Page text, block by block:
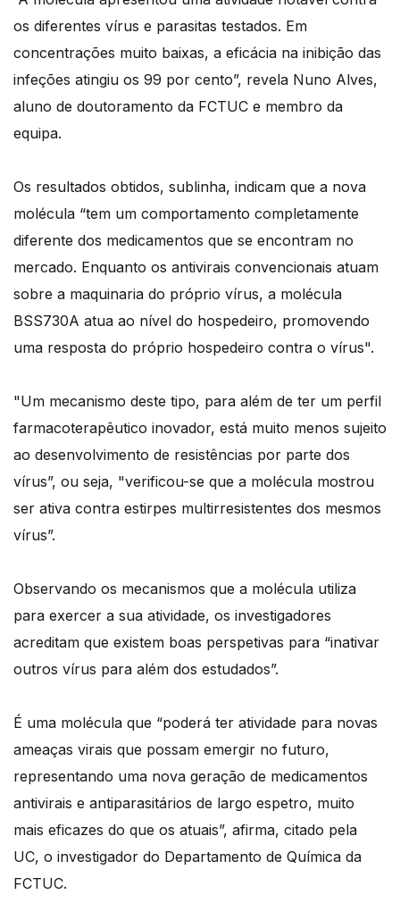
os diferentes vírus e parasitas testados. Em
concentrações muito baixas, a eficácia na inibição das
infeções atingiu os 99 por cento”, revela Nuno Alves,
aluno de doutoramento da FCTUC e membro da
equipa.
Os resultados obtidos, sublinha, indicam que a nova
molécula “tem um comportamento completamente
diferente dos medicamentos que se encontram no
mercado. Enquanto os antivirais convencionais atuam
sobre a maquinaria do próprio vírus, a molécula
BSS730A atua ao nível do hospedeiro, promovendo
uma resposta do próprio hospedeiro contra o vírus".
"Um mecanismo deste tipo, para além de ter um perfil
farmacoterapêutico inovador, está muito menos sujeito
ao desenvolvimento de resistências por parte dos
vírus”, ou seja, "verificou-se que a molécula mostrou
ser ativa contra estirpes multirresistentes dos mesmos
vírus”.
Observando os mecanismos que a molécula utiliza
para exercer a sua atividade, os investigadores
acreditam que existem boas perspetivas para “inativar
outros vírus para além dos estudados”.
É uma molécula que “poderá ter atividade para novas
ameaças virais que possam emergir no futuro,
representando uma nova geração de medicamentos
antivirais e antiparasitários de largo espetro, muito
mais eficazes do que os atuais”, afirma, citado pela
UC, o investigador do Departamento de Química da
FCTUC.